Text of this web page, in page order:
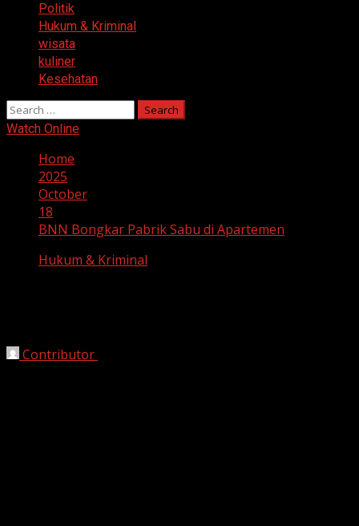
Politik
Hukum & Kriminal
wisata
kuliner
Kesehatan
Search
for:
Watch Online
Home
2025
October
18
BNN Bongkar Pabrik Sabu di Apartemen
Hukum & Kriminal
Contributor